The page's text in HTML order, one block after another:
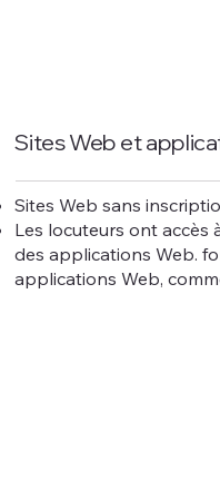
Sites Web et
Sites Web sans
Les locuteurs ont accès
des applications Web.
applications Web,